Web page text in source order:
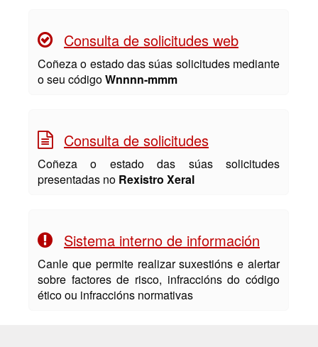
Consulta de solicitudes web
Coñeza o estado das súas solicitudes mediante
o seu códigoWnnnn-mmm
Consulta de solicitudes
Coñeza o estado das súas solicitudes
presentadas no Rexistro Xeral
Sistema interno de información
Canle que permite realizar suxestións e alertar
sobre factores de risco, infraccións do código
ético ou infraccións normativas